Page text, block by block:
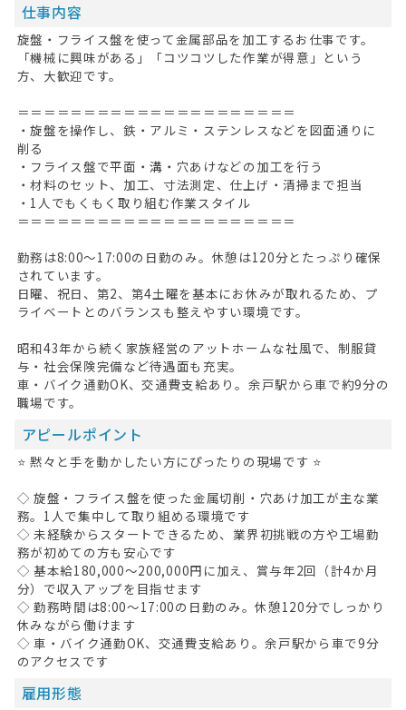
仕事内容
旋盤・フライス盤を使って金属部品を加工するお仕事です。
「機械に興味がある」「コツコツした作業が得意」という
方、大歓迎です。
＝＝＝＝＝＝＝＝＝＝＝＝＝＝＝＝＝＝＝＝＝
・旋盤を操作し、鉄・アルミ・ステンレスなどを図面通りに
削る
・フライス盤で平面・溝・穴あけなどの加工を行う
・材料のセット、加工、寸法測定、仕上げ・清掃まで担当
・1人でもくもく取り組む作業スタイル
＝＝＝＝＝＝＝＝＝＝＝＝＝＝＝＝＝＝＝＝＝
勤務は8:00〜17:00の日勤のみ。休憩は120分とたっぷり確保
されています。
日曜、祝日、第2、第4土曜を基本にお休みが取れるため、プ
ライベートとのバランスも整えやすい環境です。
昭和43年から続く家族経営のアットホームな社風で、制服貸
与・社会保険完備など待遇面も充実。
車・バイク通勤OK、交通費支給あり。余戸駅から車で約9分の
職場です。
アピールポイント
⭐ 黙々と手を動かしたい方にぴったりの現場です ⭐
◇ 旋盤・フライス盤を使った金属切削・穴あけ加工が主な業
務。1人で集中して取り組める環境です
◇ 未経験からスタートできるため、業界初挑戦の方や工場勤
務が初めての方も安心です
◇ 基本給180,000〜200,000円に加え、賞与年2回（計4か月
分）で収入アップを目指せます
◇ 勤務時間は8:00〜17:00の日勤のみ。休憩120分でしっかり
休みながら働けます
◇ 車・バイク通勤OK、交通費支給あり。余戸駅から車で9分
のアクセスです
雇用形態